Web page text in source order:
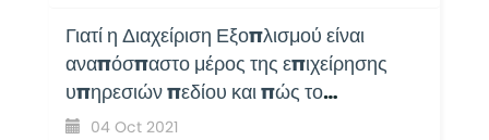
Γιατί η Διαχείριση Εξοπλισμού είναι
αναπόσπαστο μέρος της επιχείρησης
υπηρεσιών πεδίου και πώς το
EyeOnTask το κάνει ακόμα πιο εύκολο;
04 Oct 2021